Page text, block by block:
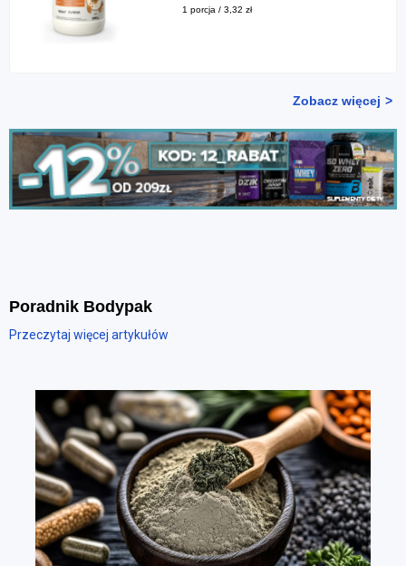
1 porcja / 3,32 zł
Zobacz więcej
Poradnik Bodypak
Przeczytaj więcej artykułów